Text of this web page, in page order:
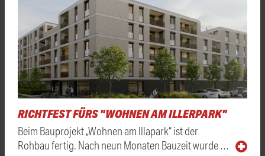
RICHTFEST FÜRS "WOHNEN AM ILLERPARK"
Beim Bauprojekt „Wohnen am Illapark“ ist der
Rohbau fertig. Nach neun Monaten Bauzeit wurde …